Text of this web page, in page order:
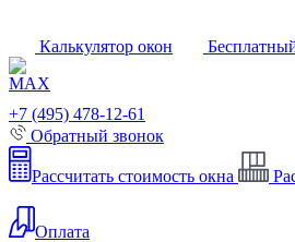
Калькулятор окон
+7 (495) 478-12-61
Обратный звонок
Рассчитать стоимость окна
Оплата